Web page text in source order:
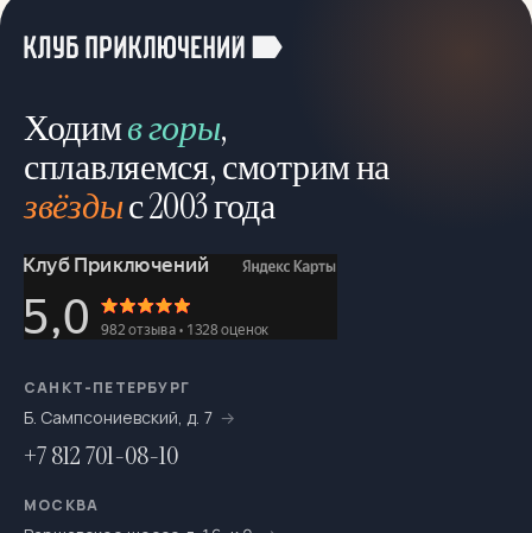
Ходимв горы,
сплавляемся, смотрим на
звёздыс 2003 года
САНКТ-ПЕТЕРБУРГ
Б. Сампсониевский, д. 7
+7 812 701-08-10
МОСКВА